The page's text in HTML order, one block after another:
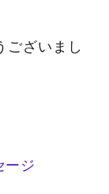
ございまし
ージ